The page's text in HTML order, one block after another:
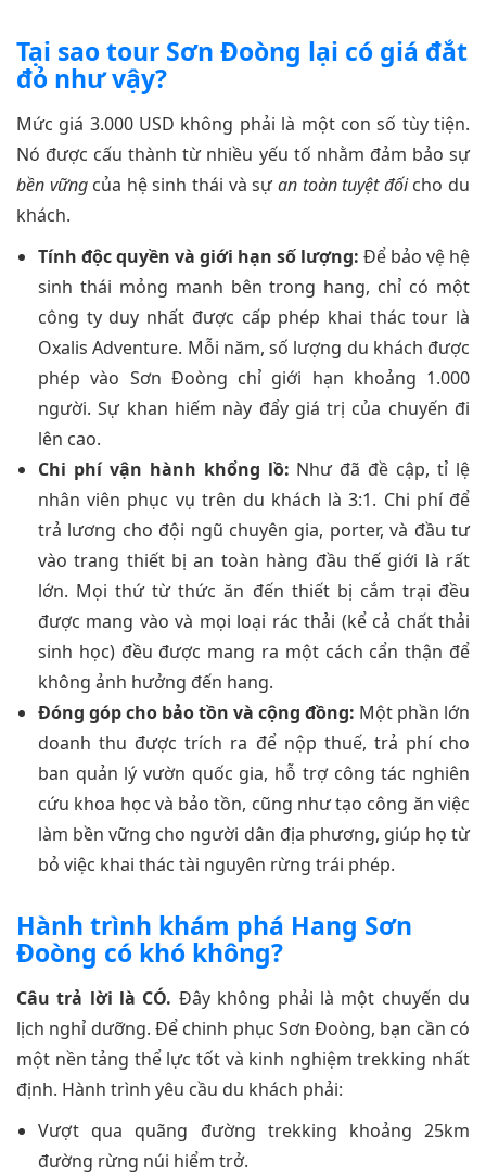
Tại sao tour Sơn Đoòng lại có giá đắt
đỏ như vậy?
Mức giá 3.000 USD không phải là một con số tùy tiện.
Nó được cấu thành từ nhiều yếu tố nhằm đảm bảo sự
bền vữngcủa hệ sinh thái và sựan toàn tuyệt đốicho du
khách.
Tính độc quyền và giới hạn số lượng: Để bảo vệ hệ
sinh thái mỏng manh bên trong hang, chỉ có một
công ty duy nhất được cấp phép khai thác tour là
Oxalis Adventure. Mỗi năm, số lượng du khách được
phép vào Sơn Đoòng chỉ giới hạn khoảng 1.000
người. Sự khan hiếm này đẩy giá trị của chuyến đi
lên cao.
Chi phí vận hành khổng lồ: Như đã đề cập, tỉ lệ
nhân viên phục vụ trên du khách là 3:1. Chi phí để
trả lương cho đội ngũ chuyên gia, porter, và đầu tư
vào trang thiết bị an toàn hàng đầu thế giới là rất
lớn. Mọi thứ từ thức ăn đến thiết bị cắm trại đều
được mang vào và mọi loại rác thải (kể cả chất thải
sinh học) đều được mang ra một cách cẩn thận để
không ảnh hưởng đến hang.
Đóng góp cho bảo tồn và cộng đồng: Một phần lớn
doanh thu được trích ra để nộp thuế, trả phí cho
ban quản lý vườn quốc gia, hỗ trợ công tác nghiên
cứu khoa học và bảo tồn, cũng như tạo công ăn việc
làm bền vững cho người dân địa phương, giúp họ từ
bỏ việc khai thác tài nguyên rừng trái phép.
Hành trình khám phá Hang Sơn
Đoòng có khó không?
Câu trả lời là CÓ. Đây không phải là một chuyến du
lịch nghỉ dưỡng. Để chinh phục Sơn Đoòng, bạn cần có
một nền tảng thể lực tốt và kinh nghiệm trekking nhất
định. Hành trình yêu cầu du khách phải:
Vượt qua quãng đường trekking khoảng 25km
đường rừng núi hiểm trở.